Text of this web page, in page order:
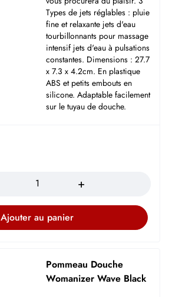
Types de jets réglables : pluie
fine et relaxante jets d'eau
tourbillonnants pour massage
intensif jets d'eau à pulsations
constantes. Dimensions : 27.7
x 7.3 x 4.2cm. En plastique
ABS et petits embouts en
silicone. Adaptable facilement
sur le tuyau de douche.
Ajouter au panier
Pommeau Douche
Womanizer Wave Black